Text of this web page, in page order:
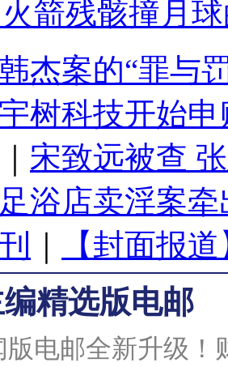
箭残骸撞月
杰案的“罪与
宇树科技开始
宋致远被查
足浴店卖淫案
【封面报
精选版电邮
版电邮全新升级